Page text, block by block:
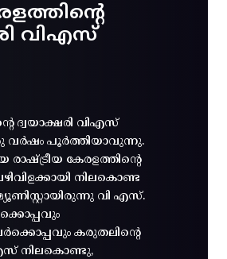
വിഎസ്
ദ്വയാക്ഷരി വിഎസ്
വർഷം പൂർത്തിയാവുന്നു.
കേരളത്തിന്റെ
നിലകൊണ്ട
വി എസ്.
കരുതലിന്റെ
നിലകൊണ്ടു,